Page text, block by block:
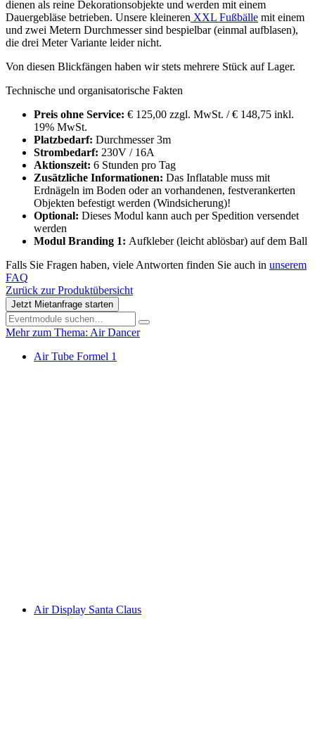
dienen als reine Dekorationsobjekte und werden mit einem
Dauergebläse betrieben. Unsere kleineren XXL Fußbälle mit einem
und zwei Metern Durchmesser sind bespielbar (einmal aufblasen),
die drei Meter Variante leider nicht.
Von diesen Blickfängen haben wir stets mehrere Stück auf Lager.
Technische und organisatorische Fakten
Preis ohne Service: € 125,00 zzgl. MwSt. / € 148,75 inkl.
19% MwSt.
Platzbedarf: Durchmesser 3m
Strombedarf: 230V / 16A
Aktionszeit: 6 Stunden pro Tag
Zusätzliche Informationen: Das Inflatable muss mit
Erdnägeln im Boden oder an vorhandenen, festverankerten
Objekten befestigt werden (Windsicherung)!
Optional: Dieses Modul kann auch per Spedition versendet
werden
Modul Branding 1: Aufkleber (leicht ablösbar) auf dem Ball
Falls Sie Fragen haben, viele Antworten finden Sie auch in unserem
FAQ
Zurück zur Produktübersicht
Jetzt Mietanfrage starten
Mehr zum Thema: Air Dancer
Air Tube Formel 1
Air Display Santa Claus